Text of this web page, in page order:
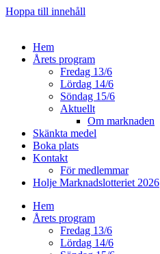
Hoppa till innehåll
Hem
Årets program
Fredag 13/6
Lördag 14/6
Söndag 15/6
Aktuellt
Om marknaden
Skänkta medel
Boka plats
Kontakt
För medlemmar
Holje Marknadslotteriet 2026
Hem
Årets program
Fredag 13/6
Lördag 14/6